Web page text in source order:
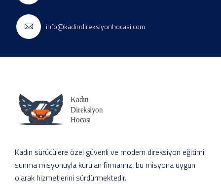
info@kadindireksiyonhocasi.com
Kadın sürücülere özel güvenli ve modern direksiyon eğitimi
sunma misyonuyla kurulan firmamız, bu misyona uygun
olarak hizmetlerini sürdürmektedir.